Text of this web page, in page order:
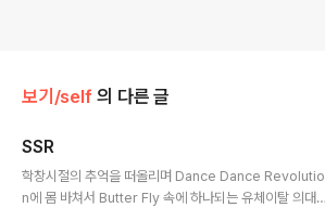
보기/self 의 다른 글
SSR
학창시절의 추억을 떠올리며 Dance Dance Revolutio
n에 몸 바쳐서 Butter Fly 속에 하나되는 유체이탈 의대